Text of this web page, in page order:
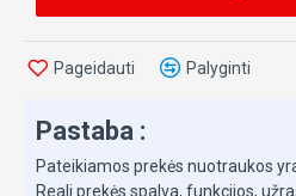
Pageidauti Palyginti
Pastaba :
Pateikiamos prekės nuotraukos
Reali prekės spalva, funkcijos,